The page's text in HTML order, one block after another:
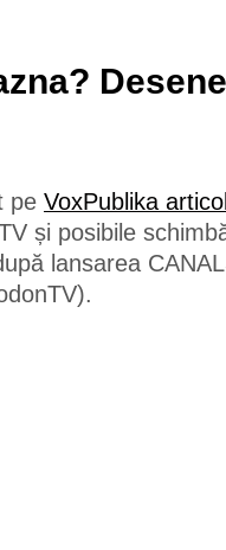
pe VoxPublika
și posibile
lansarea